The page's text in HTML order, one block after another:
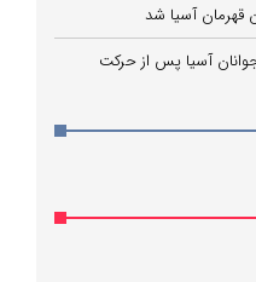
قهرمان آسیا شد
جوانان آسیا پس از حرکت